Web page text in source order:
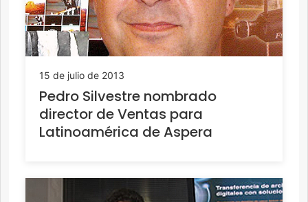
15 de julio de 2013
Pedro Silvestre nombrado
director de Ventas para
Latinoamérica de Aspera